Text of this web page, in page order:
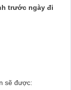
trước ngày đi
sẽ được: